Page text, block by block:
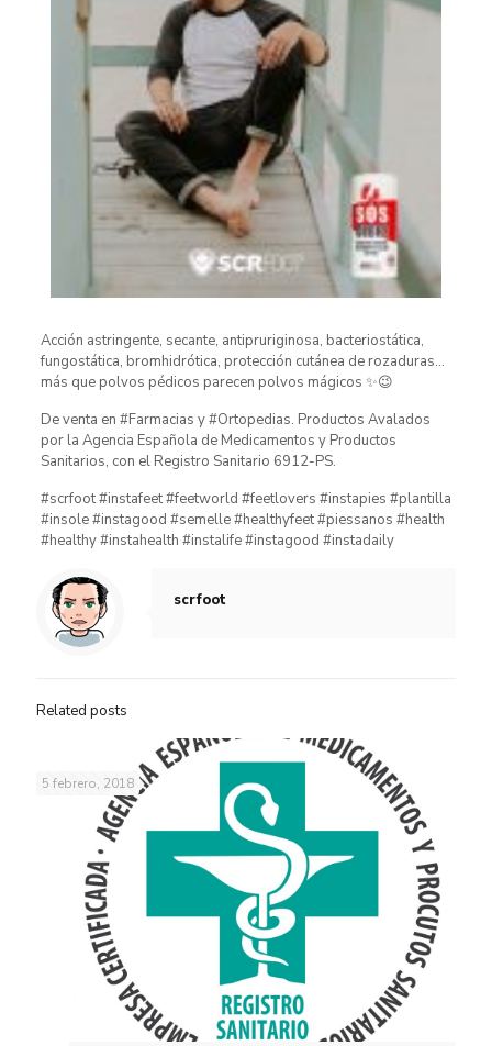
Acción astringente, secante, antipruriginosa, bacteriostática,
fungostática, bromhidrótica, protección cutánea de rozaduras…
más que polvos pédicos parecen polvos mágicos ✨😉
De venta en #Farmacias y #Ortopedias. Productos Avalados
por la Agencia Española de Medicamentos y Productos
Sanitarios, con el Registro Sanitario 6912-PS.
#scrfoot #instafeet #feetworld #feetlovers #instapies #plantilla
#insole #instagood #semelle #healthyfeet #piessanos #health
#healthy #instahealth #instalife #instagood #instadaily
scrfoot
Related posts
5 febrero, 2018